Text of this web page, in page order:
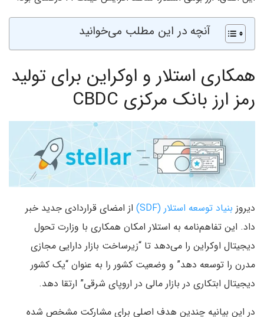
آنچه در این مطلب می‌خوانید
همکاری استلار و اوکراین برای تولید
رمز ارز بانک مرکزی CBDC
دیروز بنیاد توسعه استلار (SDF)
از امضای قراردادی جدید خبر
داد. این تفاهم‌نامه به استلار امکان همکاری با وزارت تحول
دیجیتال اوکراین را می‌دهد تا “زیرساخت بازار دارایی مجازی
مدرن را توسعه دهد” و وضعیت کشور را به عنوان “یک کشور
دیجیتال ابتکاری در بازار مالی در اروپای شرقی” ارتقا دهد.
در این بیانیه چندین هدف اصلی برای مشارکت مشخص شده